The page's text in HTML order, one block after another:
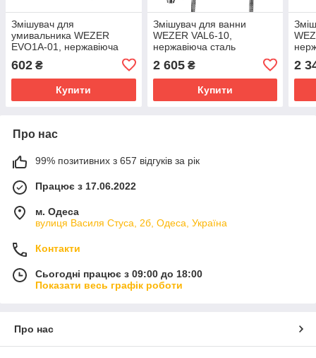
Змішувач для
умивальника WEZER
EVO1A-01, нержавіюча
602 ₴
Купити
Змішувач для ванни
WEZER VAL6-10,
нержавіюча сталь
2 605₴
Купити
2
Про нас
99% позитивних з 657 відгуків за рік
Працює з 17.06.2022
м. Одеса
вулиця Василя Стуса, 2б, Одеса, Україна
Контакти
Сьогодні працює з 09:00 до 18:00
Показати весь графік роботи
Про нас